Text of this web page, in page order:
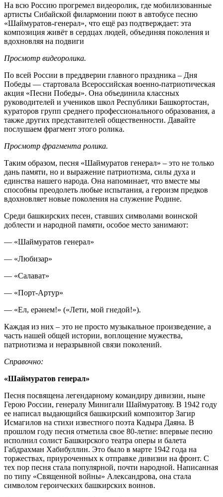
На всю Россию прогремел видеоролик, где мобилизованные
артисты Сибайской филармонии поют в автобусе песню
«Шаймуратов-генерал», что ещё раз подтверждает: эта
композиция живёт в сердцах людей, объединяя поколения и
вдохновляя на подвиги
Просмотр видеоролика.
По всей России в преддверии главного праздника – Дня
Победы — стартовала Всероссийская военно-патриотическая
акция «Песни Победы». Она объединила классных
руководителей и учеников школ Республики Башкортостан,
кураторов групп среднего профессионального образования, а
также других представителей общественности. Давайте
послушаем фрагмент этого ролика.
Просмотр фрагмента ролика.
Таким образом, песня «Шаймуратов генерал» ‒ это не только
дань памяти, но и выражение патриотизма, силы духа и
единства нашего народа. Она напоминает, что вместе мы
способны преодолеть любые испытания, а героизм предков
вдохновляет новые поколения на служение Родине.
Среди башкирских песен, ставших символами воинской
доблести и народной памяти, особое место занимают:
— «Шаймуратов генерал»
— «Любизар»
— «Салават»
— «Порт-Артур»
— «Ел, ерәнем!» («Лети, мой гнедой!»).
Каждая из них ‒ это не просто музыкальное произведение, а
часть нашей общей истории, воплощение мужества,
патриотизма и неразрывной связи поколений.
Справочно:
«Шаймуратов генерал»
Песня посвящена легендарному командиру дивизии, ныне
Герою России, генералу Минигали Шаймуратову. В 1942 году
ее написал выдающийся башкирский композитор Загир
Исмагилов на стихи известного поэта Кадыра Даяна. В
прошлом году песня отметила свое 80-летие: впервые песню
исполнил солист Башкирского театра оперы и балета
Габдрахман Хабибуллин. Это было в марте 1942 года на
торжествах, приуроченных к отправке дивизии на фронт. С
тех пор песня стала популярной, почти народной. Написанная
по типу «Священной войны» Александрова, она стала
символом героических башкирских воинов.